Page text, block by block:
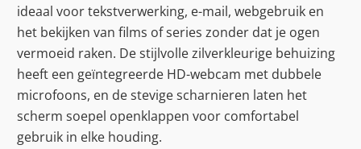
ideaal voor tekstverwerking, e-mail, webgebruik en
het bekijken van films of series zonder dat je ogen
vermoeid raken. De stijlvolle zilverkleurige behuizing
heeft een geïntegreerde HD-webcam met dubbele
microfoons, en de stevige scharnieren laten het
scherm soepel openklappen voor comfortabel
gebruik in elke houding.